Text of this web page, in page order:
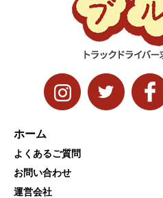
ホーム
よくあるご質問
お問い合わせ
運営会社